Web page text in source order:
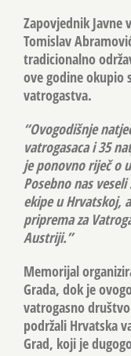
Zapovjednik Javne
Tomislav
tradicionalno
ove godine okupio
vatrogastva.
“Ovogodišnje
vatrogasaca i 35
je ponovno riječ o
Posebno nas
ekipe u Hrvatskoj,
priprema za
Austriji.”
Memorijal
Grada, dok je
vatrogasno
podržali Hrvatska
Grad, koji je